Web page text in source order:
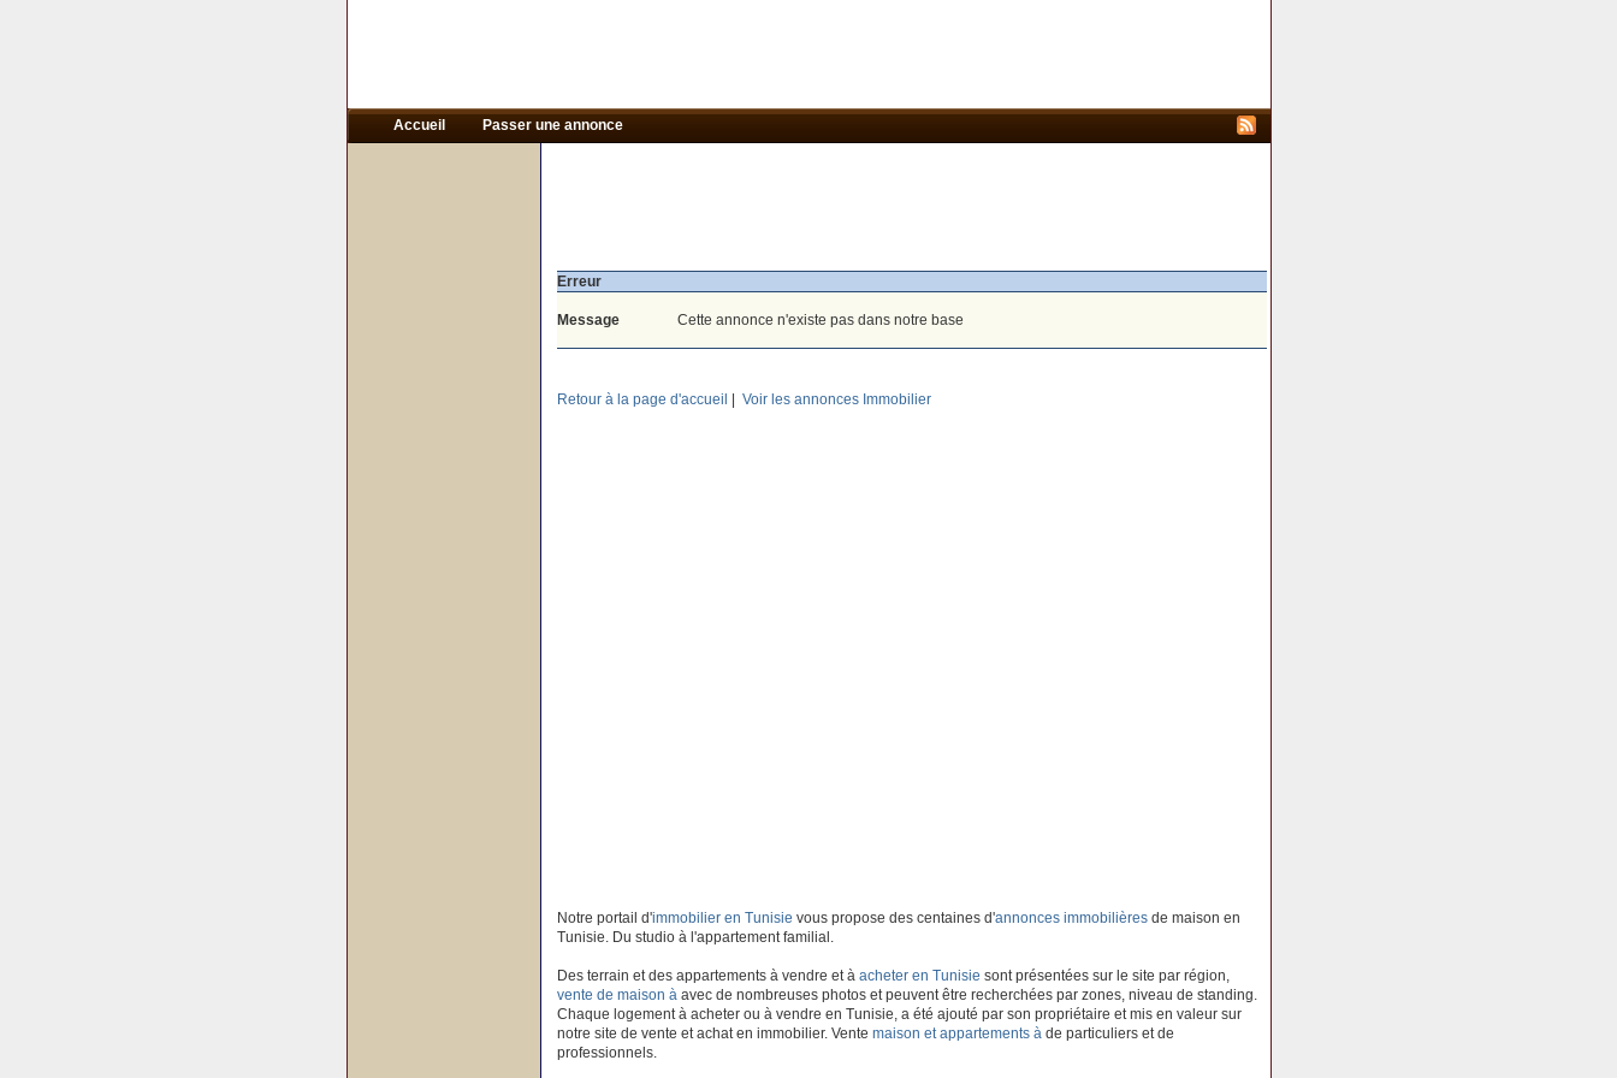
Accueil Passer une annonce
Erreur
Message Cette annonce n'existe pas dans notre base
Retour à la page d'accueil Voir les annonces Immobilier
Notre portail d'immobilier en Tunisie vous propose des centaines d'annonces immobilièresde maison en
Tunisie. Du studio à l'appartement familial.
Des terrain et des appartements à vendre et à acheter en Tunisie sont présentées sur le site par région,
vente de maison à avec de nombreuses photos et peuvent être recherchées par zones, niveau de standing.
Chaque logement à acheter ou à vendre en Tunisie, a été ajouté par son propriétaire et mis en valeur sur
notre site de vente et achat en immobilier. Vente maison et appartements à de particuliers et de
professionnels.